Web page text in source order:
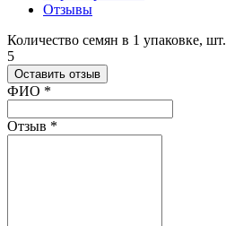
Отзывы
Количество семян в 1 упаковке, шт.
5
Оставить отзыв
Ваш отзыв был отправлен!
ФИО *
Отзыв *